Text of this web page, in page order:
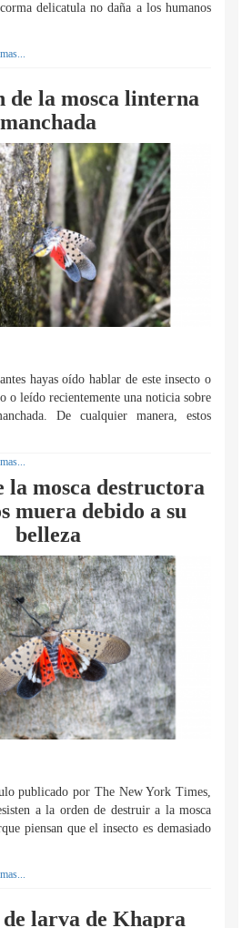
delicatula no daña a los humanos
de la mosca linterna
manchada
hayas oído hablar de este insecto o
o leído recientemente una noticia sobre
De cualquier manera, estos
la mosca destructora
muera debido a su
belleza
publicado por The New York Times,
a la orden de destruir a la mosca
piensan que el insecto es demasiado
de larva de Khapra